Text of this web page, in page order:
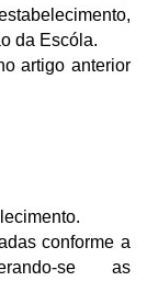
da Escóla.
anterior
conforme a
se as